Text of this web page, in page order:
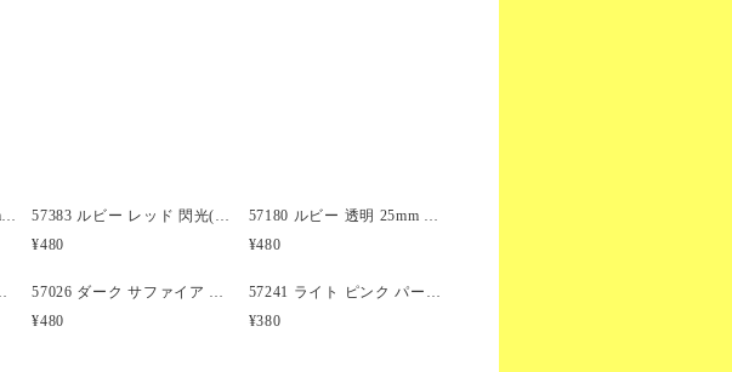
Beadery
57388 レッド パール 25mm テディベア ポニービーズ (10個)
57383 ルビー レッド 閃光(Sparkle) 25mm テディベア ポニービーズ (10個)
¥480
57180 ルビー 透明 25mm テディベア ポニービーズ (10個)
¥480
ポニービーズ (10個)
57026 ダーク サファイア 透明 25mm クルマ ポニービーズ (10個)
¥480
57241 ライト ピンク パール 25mm スコッティ ドッグ ポニービーズ (8個)
¥380